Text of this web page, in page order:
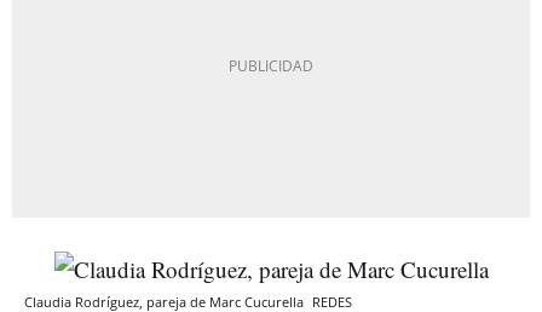
Claudia Rodríguez, pareja de Marc Cucurella REDES